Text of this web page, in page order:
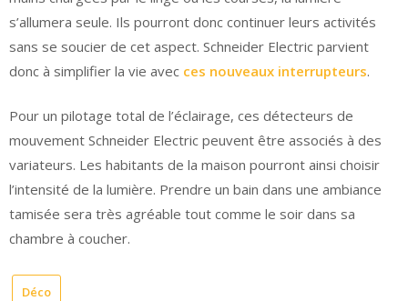
s’allumera seule. Ils pourront donc continuer leurs activités
sans se soucier de cet aspect. Schneider Electric parvient
donc à simplifier la vie avec ces nouveaux interrupteurs.
Pour un pilotage total de l’éclairage, ces détecteurs de
mouvement Schneider Electric peuvent être associés à des
variateurs. Les habitants de la maison pourront ainsi choisir
l’intensité de la lumière. Prendre un bain dans une ambiance
tamisée sera très agréable tout comme le soir dans sa
chambre à coucher.
Déco